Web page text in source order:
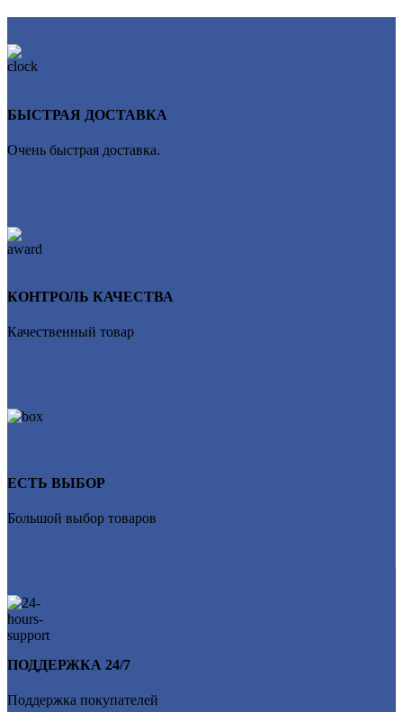
БЫСТРАЯ ДОСТАВКА
Очень быстрая доставка.
КОНТРОЛЬ КАЧЕСТВА
Качественный товар
ЕСТЬ ВЫБОР
Большой выбор товаров
ПОДДЕРЖКА 24/7
Поддержка покупателей